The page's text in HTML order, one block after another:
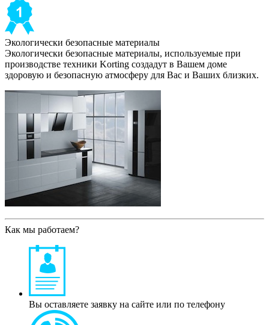
Экологически безопасные материалы
Экологически безопасные материалы, используемые при
производстве техники Korting создадут в Вашем доме
здоровую и безопасную атмосферу для Вас и Ваших близких.
Как мы работаем?
Вы оставляете заявку на сайте или по телефону